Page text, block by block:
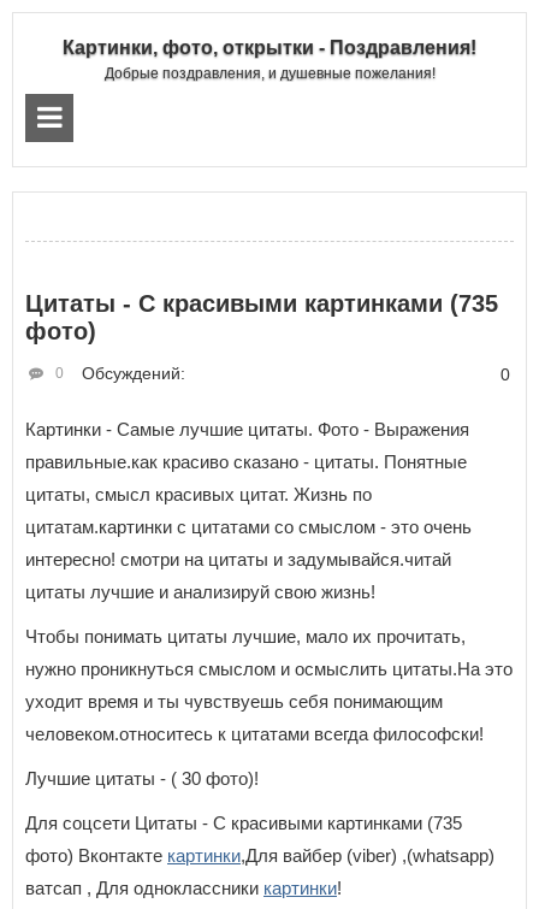
Картинки, фото, открытки - Поздравления!
Добрые поздравления, и душевные пожелания!
Цитаты - С красивыми картинками (735
фото)
Обсуждений:
0 0
Картинки - Самые лучшие цитаты. Фото - Выражения
правильные.как красиво сказано - цитаты. Понятные
цитаты, смысл красивых цитат. Жизнь по
цитатам.картинки с цитатами со смыслом - это очень
интересно! смотри на цитаты и задумывайся.читай
цитаты лучшие и анализируй свою жизнь!
Чтобы понимать цитаты лучшие, мало их прочитать,
нужно проникнуться смыслом и осмыслить цитаты.На это
уходит время и ты чувствуешь себя понимающим
человеком.относитесь к цитатами всегда философски!
Лучшие цитаты - ( 30 фото)!
Для соцсети Цитаты - С красивыми картинками (735
фото) Вконтакте картинки,Для вайбер (viber) ,(whatsapp)
ватсап , Для одноклассники картинки!